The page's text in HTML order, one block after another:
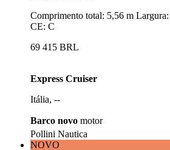
Comprimento total: 5,56 m
CE: C
69 415 BRL
Express Cruiser
Itália, --
Barco novo motor
Pollini Nautica
NOVO